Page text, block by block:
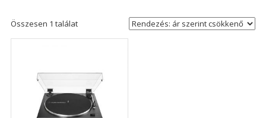
Összesen 1 találat